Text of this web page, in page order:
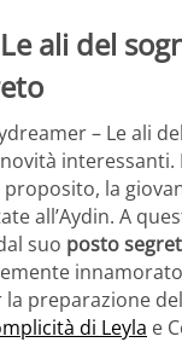
ali del
– Le ali
interessanti.
proposito, la
all’Aydin. A
suo posto
preparazione
di Leyla e